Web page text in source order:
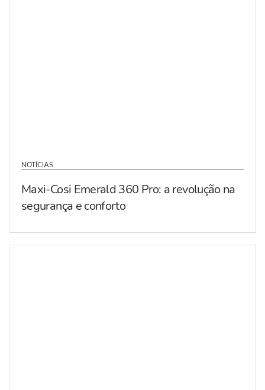
NOTÍCIAS
Maxi-Cosi Emerald 360 Pro: a revolução na
segurança e conforto